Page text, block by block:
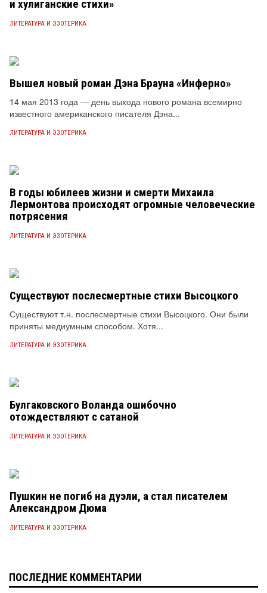
и хулиганские стихи»
ЛИТЕРАТУРА И ЭЗОТЕРИКА
Вышел новый роман Дэна Брауна «Инферно»
14 мая 2013 года — день выхода нового романа всемирно
известного американского писателя Дэна...
ЛИТЕРАТУРА И ЭЗОТЕРИКА
В годы юбилеев жизни и смерти Михаила
Лермонтова происходят огромные человеческие
потрясения
ЛИТЕРАТУРА И ЭЗОТЕРИКА
Существуют послесмертные стихи Высоцкого
Существуют т.н. послесмертные стихи Высоцкого. Они были
приняты медиумным способом. Хотя...
ЛИТЕРАТУРА И ЭЗОТЕРИКА
Булгаковского Воланда ошибочно
отождествляют с сатаной
ЛИТЕРАТУРА И ЭЗОТЕРИКА
Пушкин не погиб на дуэли, а стал писателем
Александром Дюма
ЛИТЕРАТУРА И ЭЗОТЕРИКА
ПОСЛЕДНИЕ КОММЕНТАРИИ